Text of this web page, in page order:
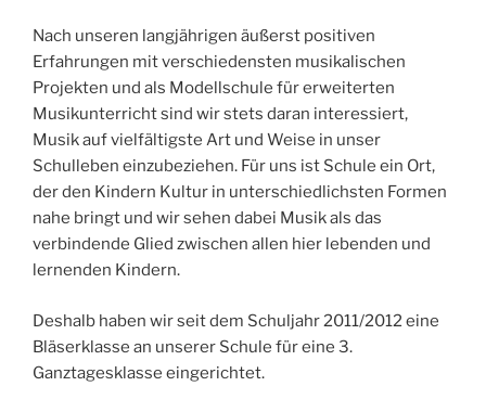
Nach unseren langjährigen äußerst positiven
Erfahrungen mit verschiedensten musikalischen
Projekten und als Modellschule für erweiterten
Musikunterricht sind wir stets daran interessiert,
Musik auf vielfältigste Art und Weise in unser
Schulleben einzubeziehen. Für uns ist Schule ein Ort,
der den Kindern Kultur in unterschiedlichsten Formen
nahe bringt und wir sehen dabei Musik als das
verbindende Glied zwischen allen hier lebenden und
lernenden Kindern.
Deshalb haben wir seit dem Schuljahr 2011/2012 eine
Bläserklasse an unserer Schule für eine 3.
Ganztagesklasse eingerichtet.